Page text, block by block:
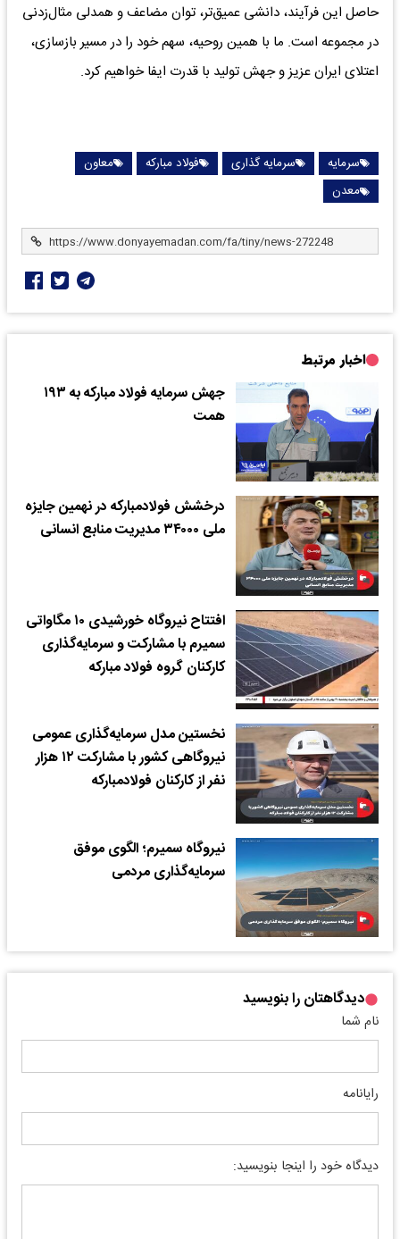
حاصل این فرآیند، دانشی عمیق‌تر، توان مضاعف و همدلی مثال‌زدنی
در مجموعه است. ما با همین روحیه، سهم خود را در مسیر بازسازی،
اعتلای ایران عزیز و جهش تولید با قدرت ایفا خواهیم کرد.
سرمایه سرمایه گذاری فولاد مبارکه
معاون
معدن
اخبار مرتبط
جهش سرمایه فولاد مبارکه به ۱۹۳
همت
درخشش فولادمبارکه در نهمین جایزه
ملی ۳۴۰۰۰ مدیریت منابع انسانی
افتتاح نیروگاه خورشیدی ۱۰ مگاواتی
سمیرم با مشارکت و سرمایه‌گذاری
کارکنان گروه فولاد مبارکه
نخستین مدل سرمایه‌گذاری عمومی
نیروگاهی کشور با مشارکت ۱۲ هزار
نفر از کارکنان فولادمبارکه
نیروگاه سمیرم؛ الگوی موفق
سرمایه‌گذاری مردمی
دیدگاهتان را بنویسید
نام شما
رایانامه
دیدگاه خود را اینجا بنویسید: